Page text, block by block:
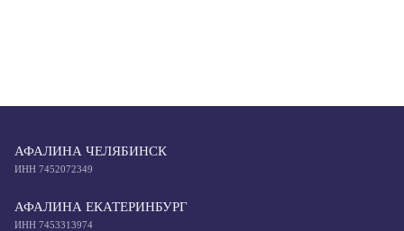
АФАЛИНА ЧЕЛЯБИНСК
ИНН 7452072349
АФАЛИНА ЕКАТЕРИНБУРГ
ИНН 7453313974